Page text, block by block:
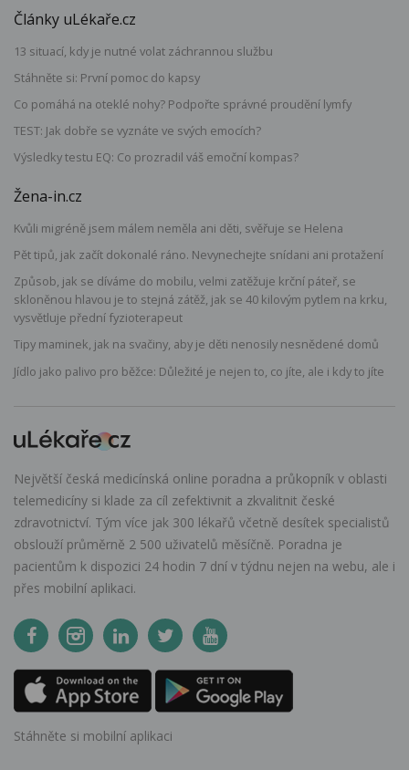
Články uLékaře.cz
13 situací, kdy je nutné volat záchrannou službu
Stáhněte si: První pomoc do kapsy
Co pomáhá na oteklé nohy? Podpořte správné proudění lymfy
TEST: Jak dobře se vyznáte ve svých emocích?
Výsledky testu EQ: Co prozradil váš emoční kompas?
Žena-in.cz
Kvůli migréně jsem málem neměla ani děti, svěřuje se Helena
Pět tipů, jak začít dokonalé ráno. Nevynechejte snídani ani protažení
Způsob, jak se díváme do mobilu, velmi zatěžuje krční páteř, se
skloněnou hlavou je to stejná zátěž, jak se 40 kilovým pytlem na krku,
vysvětluje přední fyzioterapeut
Tipy maminek, jak na svačiny, aby je děti nenosily nesnědené domů
Jídlo jako palivo pro běžce: Důležité je nejen to, co jíte, ale i kdy to jíte
Největší česká medicínská online poradna a průkopník v oblasti
telemedicíny si klade za cíl zefektivnit a zkvalitnit české
zdravotnictví. Tým více jak 300 lékařů včetně desítek specialistů
obslouží průměrně 2 500 uživatelů měsíčně. Poradna je
pacientům k dispozici 24 hodin 7 dní v týdnu nejen na webu, ale i
přes mobilní aplikaci.
Stáhněte si mobilní aplikaci